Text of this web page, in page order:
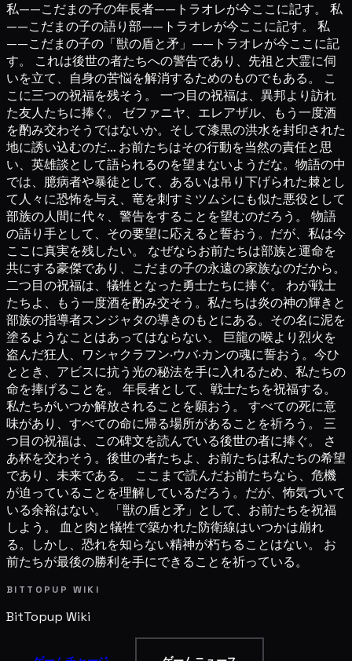
私——こだまの子の年長者——トラオレが今ここに記す。 私
——こだまの子の語り部——トラオレが今ここに記す。 私
——こだまの子の「獣の盾と矛」——トラオレが今ここに記
す。 これは後世の者たちへの警告であり、先祖と大霊に伺
いを立て、自身の苦悩を解消するためのものでもある。 こ
こに三つの祝福を残そう。 一つ目の祝福は、異邦より訪れ
た友人たちに捧ぐ。 ゼファニヤ、エレアザル、もう一度酒
を酌み交わそうではないか。そして漆黒の洪水を封印された
地に誘い込むのだ… お前たちはその行動を当然の責任と思
い、英雄談として語られるのを望まないようだな。物語の中
では、臆病者や暴徒として、あるいは吊り下げられた棘とし
て人々に恐怖を与え、竜を刺すミツムシにも似た悪役として
部族の人間に代々、警告をすることを望むのだろう。 物語
の語り手として、その要望に応えると誓おう。だが、私は今
ここに真実を残したい。 なぜならお前たちは部族と運命を
共にする豪傑であり、こだまの子の永遠の家族なのだから。
二つ目の祝福は、犠牲となった勇士たちに捧ぐ。 わが戦士
たちよ、もう一度酒を酌み交そう。私たちは炎の神の輝きと
部族の指導者スンジャタの導きのもとにある。その名に泥を
塗るようなことはあってはならない。 巨龍の喉より烈火を
盗んだ狂人、ワシャクラフン·ウバ·カンの魂に誓おう。今ひ
ととき、アビスに抗う光の秘法を手に入れるため、私たちの
命を捧げることを。 年長者として、戦士たちを祝福する。
私たちがいつか解放されることを願おう。 すべての死に意
味があり、すべての命に帰る場所があることを祈ろう。 三
つ目の祝福は、この碑文を読んでいる後世の者に捧ぐ。 さ
あ杯を交わそう。後世の者たちよ、お前たちは私たちの希望
であり、未来である。 ここまで読んだお前たちなら、危機
が迫っていることを理解しているだろう。だが、怖気づいて
いる余裕はない。 「獣の盾と矛」として、お前たちを祝福
しよう。 血と肉と犠牲で築かれた防衛線はいつかは崩れ
る。しかし、恐れを知らない精神が朽ちることはない。 お
前たちが最後の勝利を手にできることを祈っている。
BITTOPUP WIKI
BitTopup Wiki